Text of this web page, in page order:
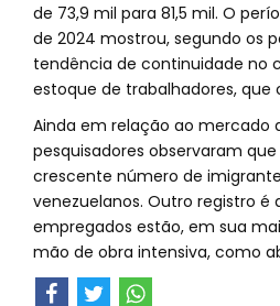
de 73,9 mil para 81,5 mil. O
de 2024 mostrou, segundo os
tendência de continuidade no
estoque de trabalhadores, que
Ainda em relação ao mercado
pesquisadores observaram que
crescente número de
venezuelanos. Outro registro é
empregados estão, em sua
mão de obra intensiva, como